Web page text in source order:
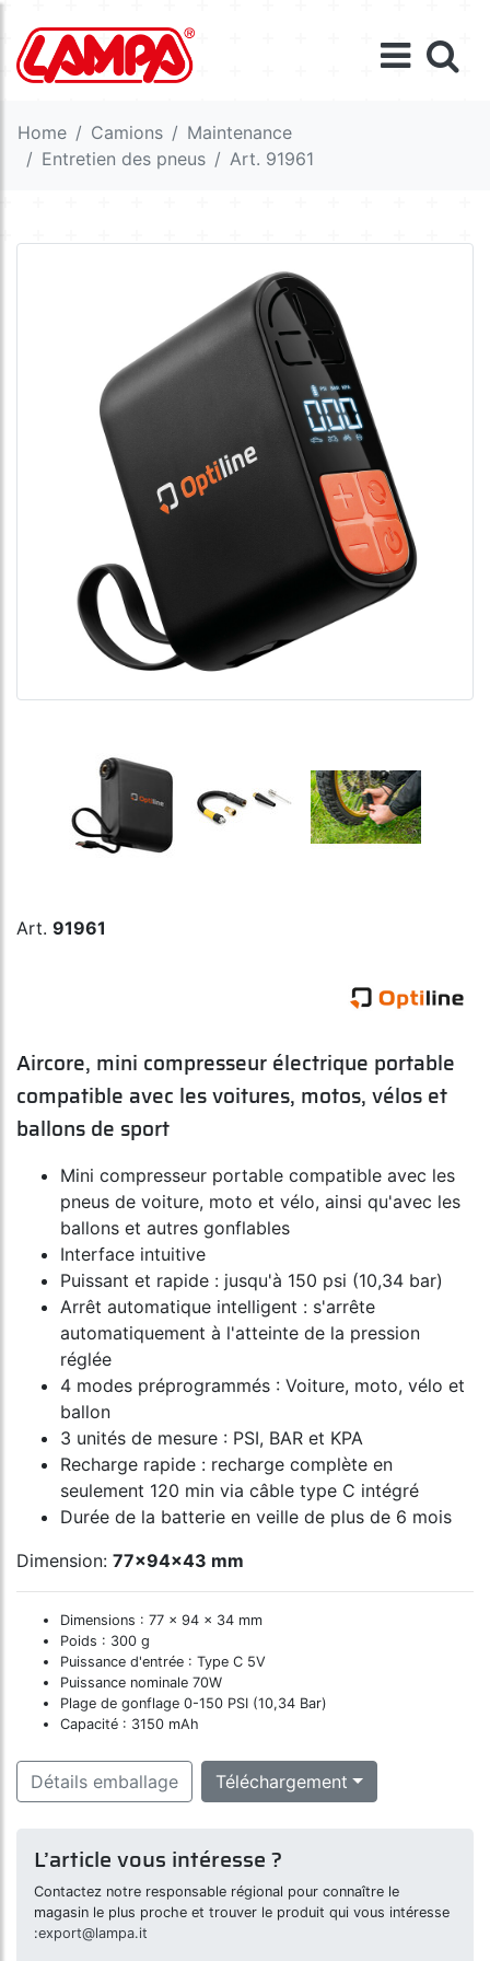
Home Camions
Maintenance
Entretien des pneus
Art. 91961
Art. 91961
Aircore, mini compresseur électrique portable
compatible avec les voitures, motos, vélos et
ballons de sport
Mini compresseur portable compatible avec les
pneus de voiture, moto et vélo, ainsi qu'avec les
ballons et autres gonflables
Interface intuitive
Puissant et rapide : jusqu'à 150 psi (10,34 bar)
Arrêt automatique intelligent : s'arrête
automatiquement à l'atteinte de la pression
réglée
4 modes préprogrammés : Voiture, moto, vélo et
ballon
3 unités de mesure : PSI, BAR et KPA
Recharge rapide : recharge complète en
seulement 120 min via câble type C intégré
Durée de la batterie en veille de plus de 6 mois
Dimension: 77x94x43 mm
Dimensions : 77 × 94 × 34 mm
Poids : 300 g
Puissance d'entrée : Type C 5V
Puissance nominale 70W
Plage de gonflage 0-150 PSI (10,34 Bar)
Capacité : 3150 mAh
Détails emballage Téléchargement
L’article vous intéresse ?
Contactez notre responsable régional pour connaître le
magasin le plus proche et trouver le produit qui vous intéresse
:export@lampa.it